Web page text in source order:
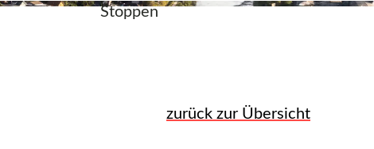
Stoppen
zurück zur Übersicht